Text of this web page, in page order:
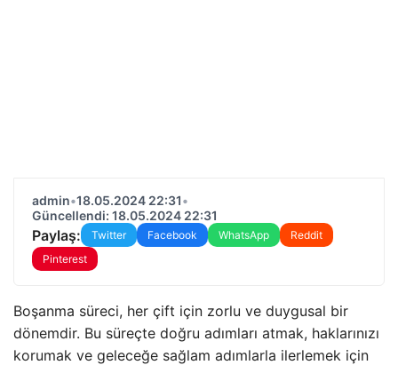
admin•18.05.2024 22:31•
Güncellendi: 18.05.2024 22:31
Paylaş: Twitter Facebook WhatsApp
Reddit
Pinterest
Boşanma süreci, her çift için zorlu ve duygusal bir
dönemdir. Bu süreçte doğru adımları atmak, haklarınızı
korumak ve geleceğe sağlam adımlarla ilerlemek için